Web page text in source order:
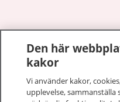
Den här
kakor
Vi använder kakor,
upplevelse,